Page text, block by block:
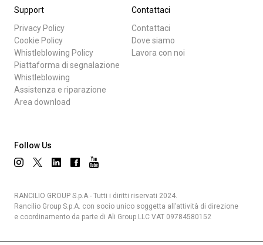
Support
Privacy Policy
Cookie Policy
Whistleblowing Policy
Piattaforma di segnalazione
Whistleblowing
Assistenza e riparazione
Area download
Contattaci
Contattaci
Dove siamo
Lavora con noi
Follow Us
RANCILIO GROUP S.p.A.- Tutti i diritti riservati 2024.
Rancilio Group S.p.A. con socio unico soggetta all’attività di direzione
e coordinamento da parte di Ali Group LLC VAT 09784580152